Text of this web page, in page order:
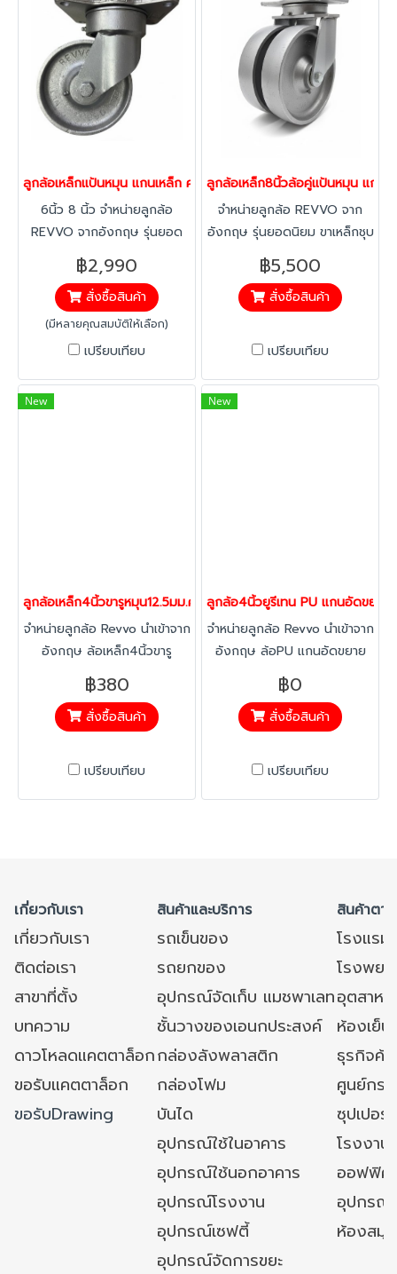
ลูกล้อเหล็กแป้นหมุน แกนเหล็ก คุณภาพสูง รับน้ำหนัก 590-730 กก. ต
6นิ้ว 8 นิ้ว จำหน่ายลูกล้อ
REVVO จากอังกฤษ รุ่นยอด
นิยม ขาเหล็กชุบโครเมี่ยม
ทนทาน เคลื่อนที่ลื่นไหล เหมาะ
สำหรับงานอุตสาหกรรมและรถ
เข็นทั่วไป
฿2,990
สั่งซื้อสินค้า
(มีหลายคุณสมบัติให้เลือก)
เปรียบเทียบ
ลูกล้อเหล็ก8นิ้วล้อคู่แป้นหมุน แกน
จำหน่ายลูกล้อ REVVO จาก
อังกฤษ รุ่นยอดนิยม ขาเหล็กชุบ
โครเมี่ยม ทนทาน เคลื่อนที่ลื่น
ไหล เหมาะสำหรับงาน
อุตสาหกรรมและรถเข็นทั่วไป
฿5,500
สั่งซื้อสินค้า
เปรียบเทียบ
New
ลูกล้อเหล็ก4นิ้วขารูหมุน12.5มม.คุณภาพสูง รับน้ำหนัก 205 กก. ตรา
จำหน่ายลูกล้อ Revvo นำเข้าจาก
อังกฤษ ล้อเหล็ก4นิ้วขารู
หมุน12.5มม.ขาเหล็กชุบ ทนทาน
เคลื่อนที่ลื่นไหล เหมาะสำหรับงาน
อุตสาหกรรมและรถเข็นทั่วไป
฿380
สั่งซื้อสินค้า
เปรียบเทียบ
New
ลูกล้อ4นิ้วยูรีเทน PU แกนอัดขยา
จำหน่ายลูกล้อ Revvo นำเข้าจาก
อังกฤษ ล้อPU แกนอัดขยาย
24มม.ขาเหล็กชุบ ทนทาน
เคลื่อนที่ลื่นไหล เหมาะสำหรับงาน
อุตสาหกรรมและรถเข็นทั่วไป
฿0
สั่งซื้อสินค้า
เปรียบเทียบ
เกี่ยวกับเรา สินค้าและบริการ สินค้าตา
เกี่ยวกับเรา รถเข็นของ
โรงแร
ติดต่อเรา
รถยกของ
โรงพย
สาขาที่ตั้ง
อุปกรณ์จัดเก็บ แมชพาเลทอุตสาหก
บทความ
ชั้นวางของเอนกประสงค์
ห้องเย็
ดาวโหลดแคตตาล็อกกล่องลังพลาสติก
ธุรกิจค้
ขอรับแคตตาล็อก
กล่องโฟม
ศูนย์กร
ขอรับDrawing
บันได
ซุปเปอ
อุปกรณ์ใช้ในอาคาร
โรงงา
อุปกรณ์ใช้นอกอาคาร
ออฟฟิศ/
อุปกรณ์โรงงาน
อุปกรณ์
อุปกรณ์เซฟตี้
ห้องสมุ
อุปกรณ์จัดการขยะ